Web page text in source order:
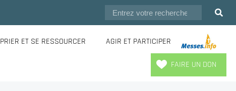
PRIER ET SE RESSOURCER AGIR ET PARTICIPER
FAIRE UN DON